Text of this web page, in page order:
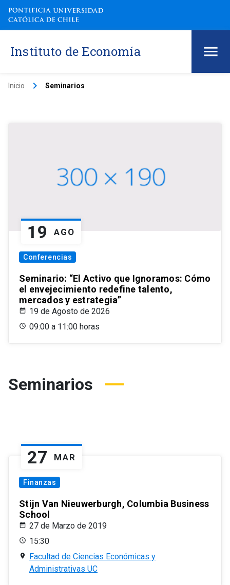
Instituto de Economía
Inicio keyboard_arrow_right Seminarios
19 AGO
Conferencias
Seminario: “El Activo que Ignoramos: Cómo
el envejecimiento redefine talento,
mercados y estrategia”
19 de Agosto de 2026
09:00 a 11:00 horas
Seminarios
27 MAR
Finanzas
Stijn Van Nieuwerburgh, Columbia Business
School
27 de Marzo de 2019
15:30
Facultad de Ciencias Económicas y
Administrativas UC